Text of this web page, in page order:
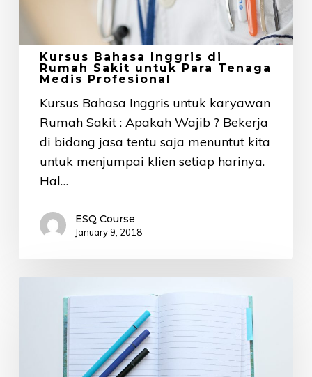
Medis
Profesional
Kursus Bahasa Inggris di
Rumah Sakit untuk Para Tenaga
Medis Profesional
Kursus Bahasa Inggris untuk karyawan
Rumah Sakit : Apakah Wajib ? Bekerja
di bidang jasa tentu saja menuntut kita
untuk menjumpai klien setiap harinya.
Hal…
ESQ Course
January 9, 2018